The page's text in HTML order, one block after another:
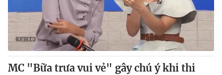
MC "Bữa trưa vui vẻ" gây chú ý khi thi